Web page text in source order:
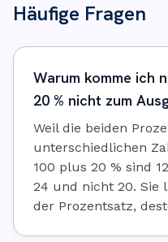
Häufige Fragen
Warum komme ich
20 % nicht zum
Weil die beiden
unterschiedlichen
100 plus 20 % sind
24 und nicht 20. Sie
der Prozentsatz,